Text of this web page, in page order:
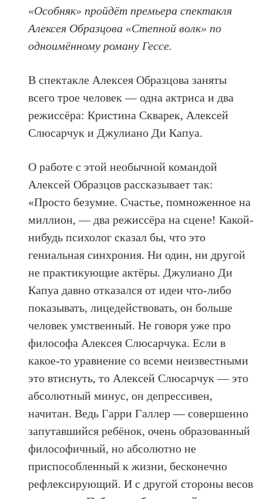
«Особняк» пройдёт премьера спектакля
Алексея Образцова «Степной волк» по
одноимённому роману Гессе.
В спектакле Алексея Образцова заняты
всего трое человек — одна актриса и два
режиссёра: Кристина Скварек, Алексей
Слюсарчук и Джулиано Ди Капуа.
О работе с этой необычной командой
Алексей Образцов рассказывает так:
«Просто безумие. Счастье, помноженное на
миллион, — два режиссёра на сцене! Какой-
нибудь психолог сказал бы, что это
гениальная синхрония. Ни один, ни другой
не практикующие актёры. Джулиано Ди
Капуа давно отказался от идеи что-либо
показывать, лицедействовать, он больше
человек умственный. Не говоря уже про
философа Алексея Слюсарчука. Если в
какое-то уравнение со всеми неизвестными
это втиснуть, то Алексей Слюсарчук — это
абсолютный минус, он депрессивен,
начитан. Ведь Гарри Галлер — совершенно
запутавшийся ребёнок, очень образованный
философичный, но абсолютно не
приспособленный к жизни, бесконечно
рефлексирующий. И с другой стороны весов